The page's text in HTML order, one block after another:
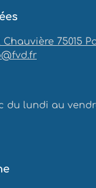
75015
du lundi au